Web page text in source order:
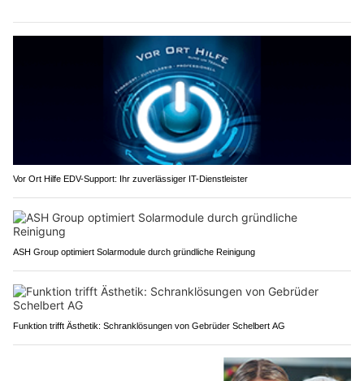
Vor Ort Hilfe EDV-Support: Ihr zuverlässiger IT-Dienstleister
ASH Group optimiert Solarmodule durch gründliche Reinigung
Funktion trifft Ästhetik: Schranklösungen von Gebrüder Schelbert AG